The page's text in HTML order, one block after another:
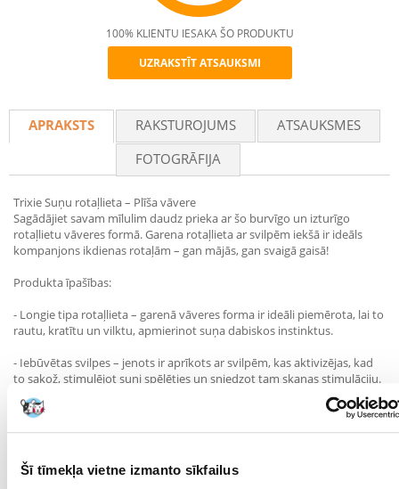
Šī tīmekļa vietne izmanto sīkfailus
Recommend
100% KLIENTU IESAKA ŠO PRODUKTU
UZRAKSTĪT ATSAUKSMI
APRAKSTS RAKSTUROJUMS
ATSAUKSMES
FOTOGRĀFIJA
Trixie Suņu rotaļlieta – Plīša vāvere
Sagādājiet savam mīlulim daudz prieka ar šo burvīgo un izturīgo
rotaļlietu vāveres formā. Garena rotaļlieta ar svilpēm iekšā ir ideāls
kompanjons ikdienas rotaļām – gan mājās, gan svaigā gaisā!
Produkta īpašības:
- Longie tipa rotaļlieta – garenā vāveres forma ir ideāli piemērota, lai to
rautu, kratītu un vilktu, apmierinot suņa dabiskos instinktus.
- Iebūvētas svilpes – jenots ir aprīkots ar svilpēm, kas aktivizējas, kad
to sakož, stimulējot suni spēlēties un sniedzot tam skaņas stimulāciju.
- Mīksts, patīkams uz tausti plush – rotaļlieta ir izgatavota no maiga,
- Droša konstrukcija – nav cietu, bīstamu elementu, tādēļ rotaļlieta ir
piemērota pat jutīgiem suņiem.